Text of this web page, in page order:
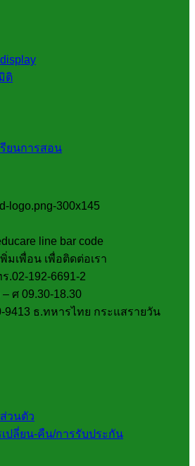
ติ
ยนการสอน
มเพื่อน เพื่อติดต่อเรา
.02-192-6691-2
– ศ 09.30-18.30
9413 ธ.ทหารไทย กระแสรายวัน
วนตัว
ปลี่ยน-คืน/การรับประกัน